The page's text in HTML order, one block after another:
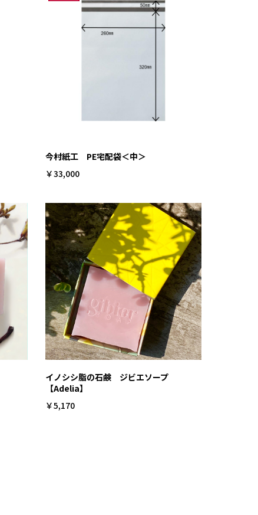
今村紙工 PE宅配袋＜中＞
￥33,000
イノシシ脂の石鹸 ジビエソープ
【Adelia】
￥5,170